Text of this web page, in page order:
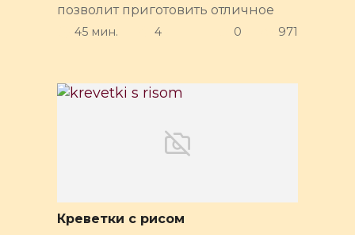
позволит приготовить отличное
45 мин. 4 0 971
Креветки с рисом